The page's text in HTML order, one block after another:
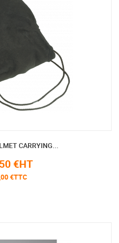
CARRYING...
€HT
€TTC